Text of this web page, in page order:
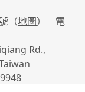
（地圖） 電
Rd.,